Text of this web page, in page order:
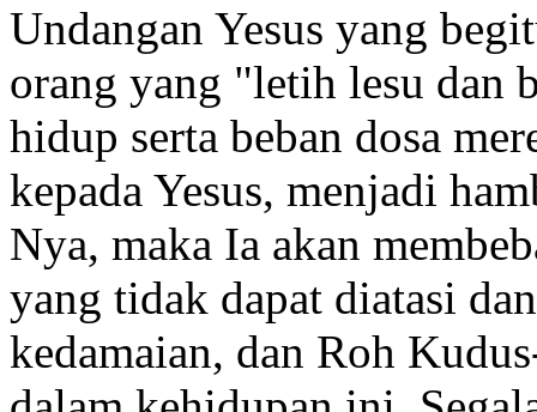
Undangan Yesus yang
orang yang "letih lesu dan
hidup serta beban dosa
kepada Yesus, menjadi
Nya, maka Ia akan
yang tidak dapat diatasi
kedamaian, dan Roh